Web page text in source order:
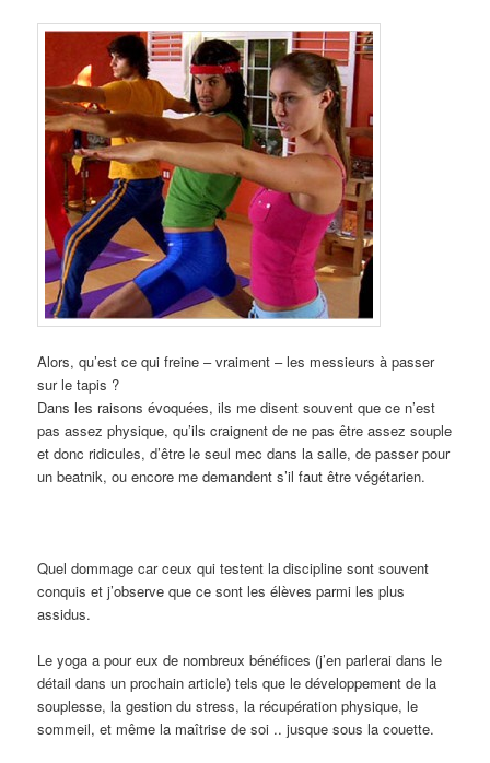
Alors, qu’est ce qui freine – vraiment – les messieurs à passer
sur le tapis ?
Dans les raisons évoquées, ils me disent souvent que ce n’est
pas assez physique, qu’ils craignent de ne pas être assez souple
et donc ridicules, d’être le seul mec dans la salle, de passer pour
un beatnik, ou encore me demandent s’il faut être végétarien.
Quel dommage car ceux qui testent la discipline sont souvent
conquis et j’observe que ce sont les élèves parmi les plus
assidus.
Le yoga a pour eux de nombreux bénéfices (j’en parlerai dans le
détail dans un prochain article) tels que le développement de la
souplesse, la gestion du stress, la récupération physique, le
sommeil, et même la maîtrise de soi .. jusque sous la couette.